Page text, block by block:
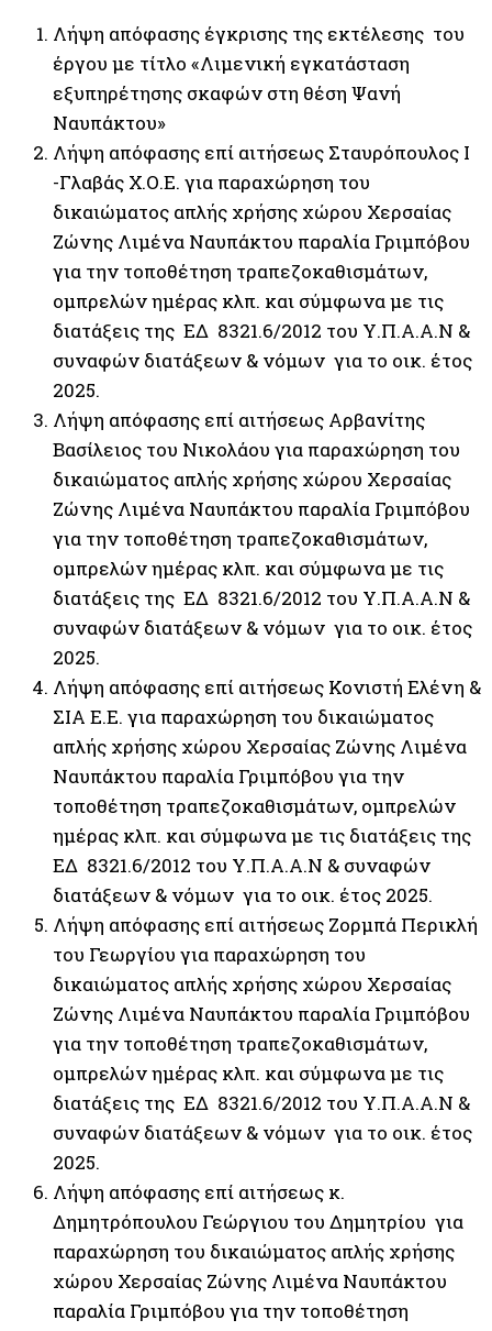
Λήψη απόφασης έγκρισης της εκτέλεσης του
έργου με τίτλο «Λιμενική εγκατάσταση
εξυπηρέτησης σκαφών στη θέση Ψανή
Ναυπάκτου»
Λήψη απόφασης επί αιτήσεως Σταυρόπουλος Ι
-Γλαβάς Χ.Ο.Ε. για παραχώρηση του
δικαιώματος απλής χρήσης χώρου Χερσαίας
Ζώνης Λιμένα Ναυπάκτου παραλία Γριμπόβου
για την τοποθέτηση τραπεζοκαθισμάτων,
ομπρελών ημέρας κλπ. και σύμφωνα με τις
διατάξεις της ΕΔ 8321.6/2012 του Υ.Π.Α.Α.Ν &
συναφών διατάξεων & νόμων για το οικ. έτος
2025.
Λήψη απόφασης επί αιτήσεως Αρβανίτης
Βασίλειος του Νικολάου για παραχώρηση του
δικαιώματος απλής χρήσης χώρου Χερσαίας
Ζώνης Λιμένα Ναυπάκτου παραλία Γριμπόβου
για την τοποθέτηση τραπεζοκαθισμάτων,
ομπρελών ημέρας κλπ. και σύμφωνα με τις
διατάξεις της ΕΔ 8321.6/2012 του Υ.Π.Α.Α.Ν &
συναφών διατάξεων & νόμων για το οικ. έτος
2025.
Λήψη απόφασης επί αιτήσεως Κονιστή Ελένη &
ΣΙΑ Ε.Ε. για παραχώρηση του δικαιώματος
απλής χρήσης χώρου Χερσαίας Ζώνης Λιμένα
Ναυπάκτου παραλία Γριμπόβου για την
τοποθέτηση τραπεζοκαθισμάτων, ομπρελών
ημέρας κλπ. και σύμφωνα με τις διατάξεις της
ΕΔ 8321.6/2012 του Υ.Π.Α.Α.Ν & συναφών
διατάξεων & νόμων για το οικ. έτος 2025.
Λήψη απόφασης επί αιτήσεως Ζορμπά Περικλή
του Γεωργίου για παραχώρηση του
δικαιώματος απλής χρήσης χώρου Χερσαίας
Ζώνης Λιμένα Ναυπάκτου παραλία Γριμπόβου
για την τοποθέτηση τραπεζοκαθισμάτων,
ομπρελών ημέρας κλπ. και σύμφωνα με τις
διατάξεις της ΕΔ 8321.6/2012 του Υ.Π.Α.Α.Ν &
συναφών διατάξεων & νόμων για το οικ. έτος
2025.
Λήψη απόφασης επί αιτήσεως κ.
Δημητρόπουλου Γεώργιου του Δημητρίου για
παραχώρηση του δικαιώματος απλής χρήσης
χώρου Χερσαίας Ζώνης Λιμένα Ναυπάκτου
παραλία Γριμπόβου για την τοποθέτηση